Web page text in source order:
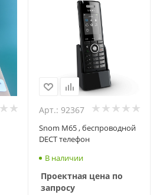
Арт.: 92367
Snom M65 , беспроводной
DECT телефон
В наличии
Проектная цена по
запросу